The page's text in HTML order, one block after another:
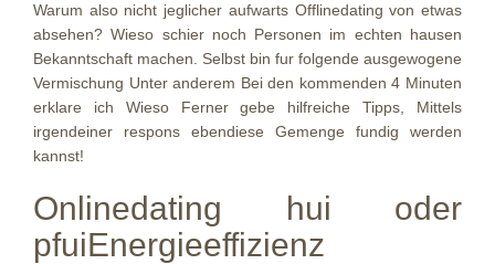
Warum also nicht jeglicher aufwarts Offlinedating von etwas
absehen? Wieso schier noch Personen im echten hausen
Bekanntschaft machen. Selbst bin fur folgende ausgewogene
Vermischung Unter anderem Bei den kommenden 4 Minuten
erklare ich Wieso Ferner gebe hilfreiche Tipps, Mittels
irgendeiner respons ebendiese Gemenge fundig werden
kannst!
Onlinedating hui oder
pfuiEnergieeffizienz